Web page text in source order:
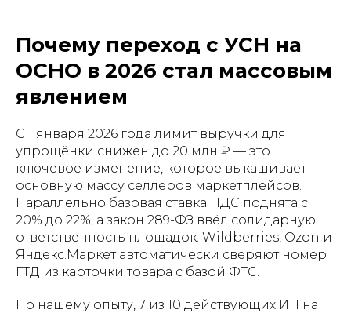
Почему переход с УСН на
ОСНО в 2026 стал массовым
явлением
С 1 января 2026 года лимит выручки для
упрощёнки снижен до 20 млн ₽ — это
ключевое изменение, которое выкашивает
основную массу селлеров маркетплейсов.
Параллельно базовая ставка НДС поднята с
20% до 22%, а закон 289-ФЗ ввёл солидарную
ответственность площадок: Wildberries, Ozon и
Яндекс.Маркет автоматически сверяют номер
ГТД из карточки товара с базой ФТС.
По нашему опыту, 7 из 10 действующих ИП на